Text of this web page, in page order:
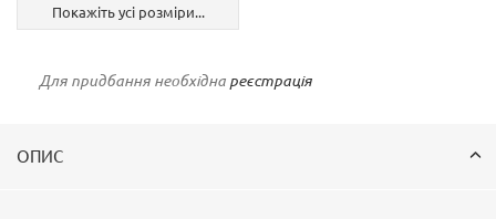
Покажіть усі розміри...
Для придбання необхідна реєстрація
ОПИС